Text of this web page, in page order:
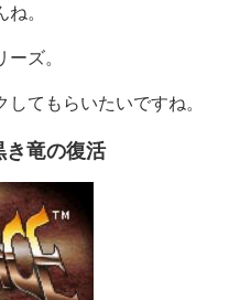
。
ズ。
てもらいたいですね。
き竜の復活